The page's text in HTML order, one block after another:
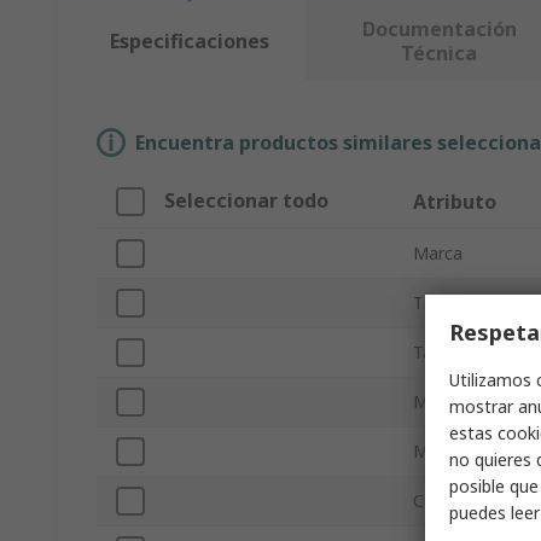
Especificaciones
Documentación
Técnica
Encuentra productos similares
Seleccionar todo Atributo
Marca
Tipo de producto
Tamaño
Material del
Material
Color
Utilizamos
mostrar
estas
no quieres
posible
puedes